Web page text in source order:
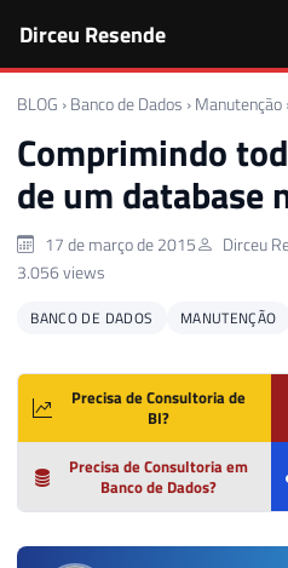
Dirceu Resende
BLOG › Banco de Dados › Manutenção
Comprimindo
de um database
17 de março de 2015 Dirceu
3.056 views
BANCO DE DADOS MANUTENÇÃO
Precisa de Consultoria de
BI?
Precisa de Consultoria em
Banco de Dados?